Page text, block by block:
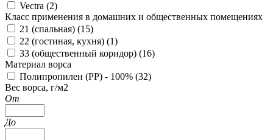
Vectra (2)
Класс применения в домашних и общественных помещениях
21 (спальная) (15)
22 (гостиная, кухня) (1)
33 (общественный коридор) (16)
Материал ворса
Полипропилен (PP) - 100% (32)
Вес ворса, г/м2
От
До